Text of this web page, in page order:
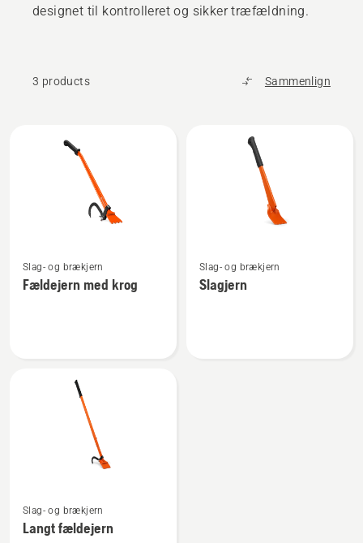
designet til kontrolleret og sikker træfældning.
3 products Sammenlign
produkter
flere
detaljer
Slag- og brækjern
Fældejern med krog
flere
detaljer
Slag- og brækjern
Slagjern
flere
detaljer
Slag- og brækjern
Langt fældejern